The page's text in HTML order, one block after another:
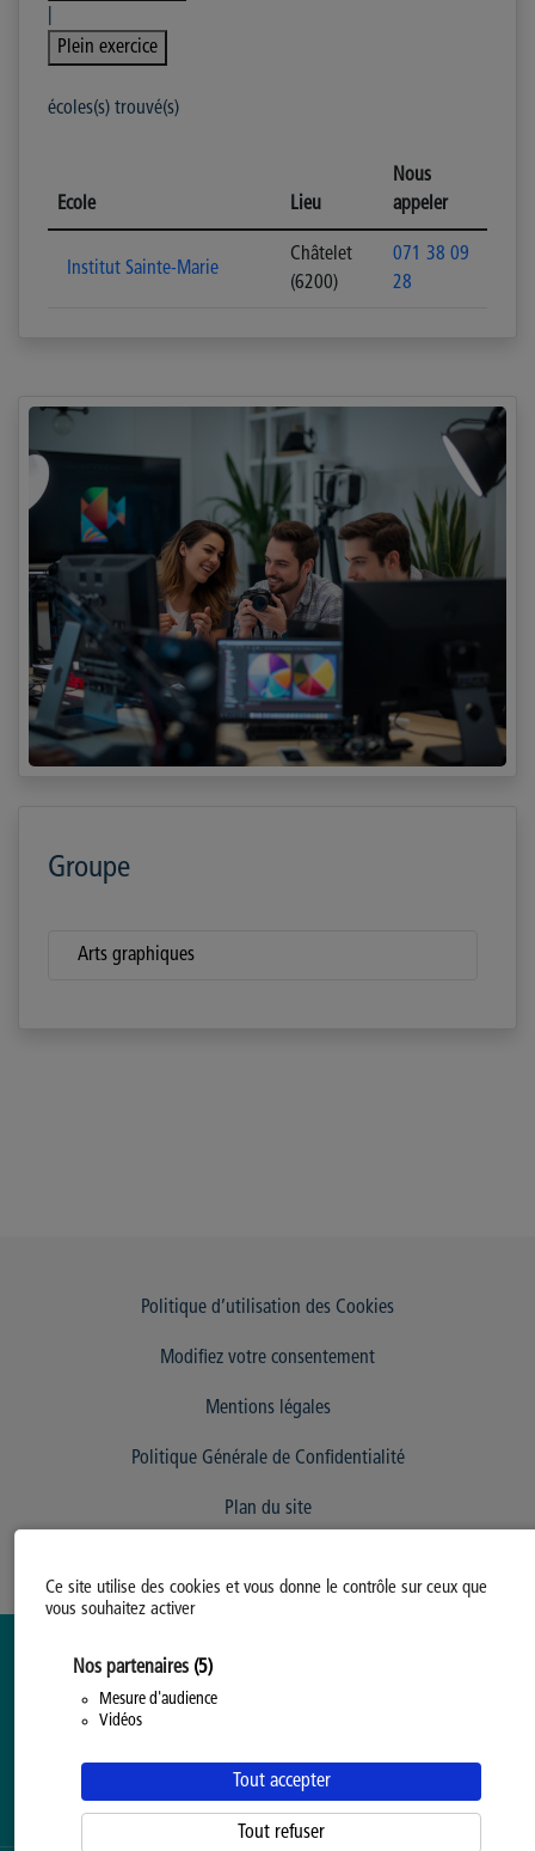
Ce site utilise des cookies et vous donne le contrôle sur ceux que
vous souhaitez activer
Nos partenaires (5)
Mesure d'audience
Vidéos
Tout accepter
Tout refuser
Plein exercice
écoles(s) trouvé(s)
Ecole Lieu
Nous
appeler
Institut Sainte-Marie
Châtelet
(6200)
071 38 09
28
Groupe
Arts graphiques
Politique d’utilisation des Cookies
Modifiez votre consentement
Mentions légales
Politique Générale de Confidentialité
Plan du site